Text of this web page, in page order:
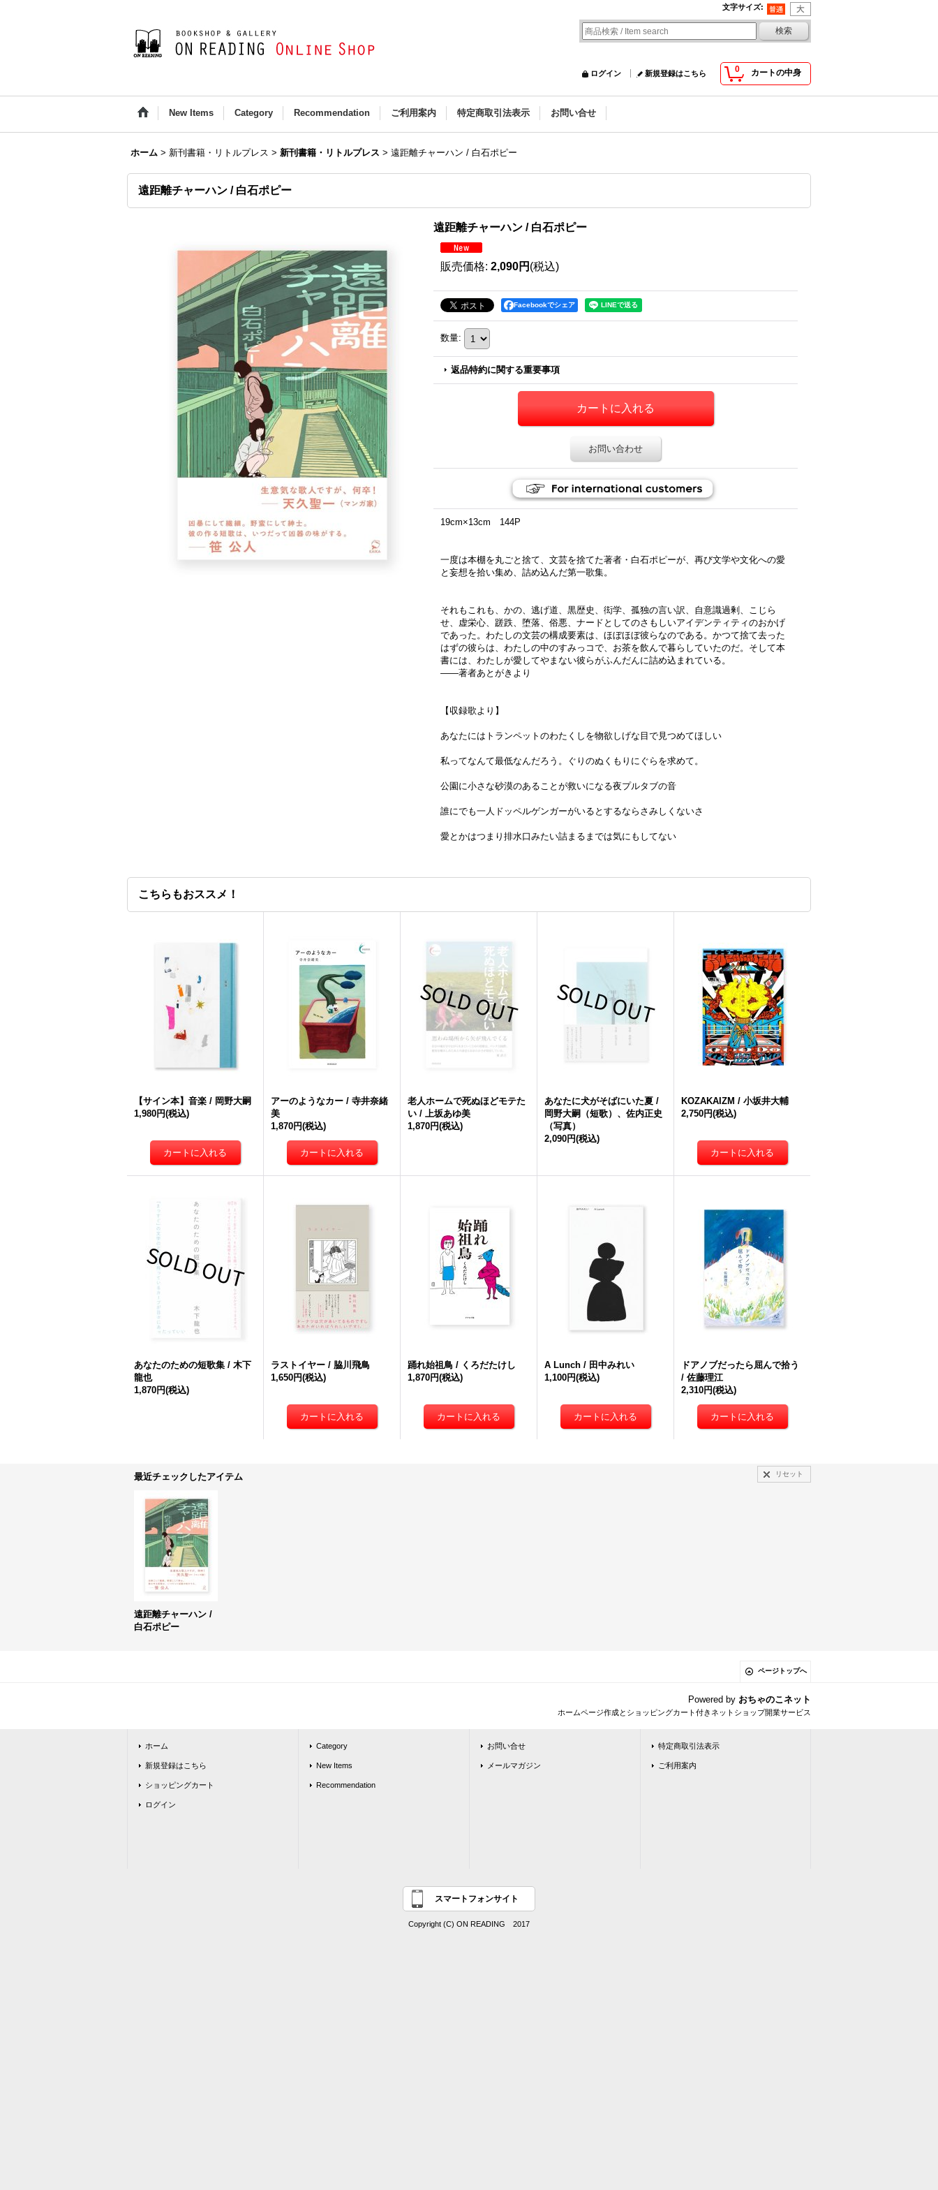
文字サイズ:
0 カートの中身
ログイン 新規登録はこちら
New Items Category Recommendation ご利用案内 特定商取引法表示 お問い合せ
ホーム > 新刊書籍・リトルプレス > 新刊書籍・リトルプレス > 遠距離チャーハン / 白石ポピー
遠距離チャーハン / 白石ポピー
遠距離チャーハン / 白石ポピー
販売価格: 2,090円 (税込)
Facebookでシェア
数量:
返品特約に関する重要事項
お問い合わせ
19cm×13cm 144P
一度は本棚を丸ごと捨て、文芸を捨てた著者・白石ポピーが、再び文学や文化への愛
と妄想を拾い集め、詰め込んだ第一歌集。
それもこれも、かの、逃げ道、黒歴史、衒学、孤独の言い訳、自意識過剰、こじら
せ、虚栄心、蹉跌、堕落、俗悪、ナードとしてのさもしいアイデンティティのおかげ
であった。わたしの文芸の構成要素は、ほぼほぼ彼らなのである。かつて捨て去った
はずの彼らは、わたしの中のすみっコで、お茶を飲んで暮らしていたのだ。そして本
書には、わたしが愛してやまない彼らがふんだんに詰め込まれている。
――著者あとがきより
【収録歌より】
あなたにはトランペットのわたくしを物欲しげな目で見つめてほしい
私ってなんて最低なんだろう。ぐりのぬくもりにぐらを求めて。
公園に小さな砂漠のあることが救いになる夜プルタブの音
誰にでも一人ドッペルゲンガーがいるとするならさみしくないさ
愛とかはつまり排水口みたい詰まるまでは気にもしてない
こちらもおススメ！
【サイン本】音楽 / 岡野大嗣
1,980円(税込)
アーのようなカー / 寺井奈緒
美
1,870円(税込)
老人ホームで死ぬほどモテた
い / 上坂あゆ美
1,870円(税込)
あなたに犬がそばにいた夏 /
岡野大嗣（短歌）、佐内正史
（写真）
2,090円(税込)
KOZAKAIZM / 小坂井大輔
2,750円(税込)
あなたのための短歌集 / 木下
龍也
1,870円(税込)
ラストイヤー / 脇川飛鳥
1,650円(税込)
踊れ始祖鳥 / くろだたけし
1,870円(税込)
A Lunch / 田中みれい
1,100円(税込)
ドアノブだったら屈んで拾う
/ 佐藤理江
2,310円(税込)
最近チェックしたアイテム リセット
遠距離チャーハン /
白石ポピー
ページトップへ
Powered by おちゃのこネット
ホームページ作成とショッピングカート付きネットショップ開業サービス
ホーム
新規登録はこちら
ショッピングカート
ログイン
Category
New Items
Recommendation
お問い合せ
メールマガジン
特定商取引法表示
ご利用案内
スマートフォンサイト
Copyright (C) ON READING 2017